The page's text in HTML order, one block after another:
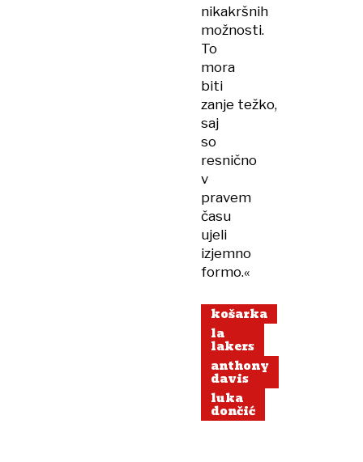
nikakršnih
možnosti.
To
mora
biti
zanje težko,
saj
so
resnično
v
pravem
času
ujeli
izjemno
formo.«
košarka
la
lakers
anthony
davis
luka
dončić